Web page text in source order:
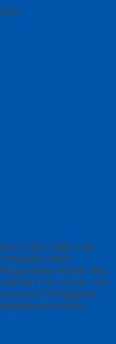
2282-1060 Jual
Paket
paling murah dan
TK, PAUD , SD
level Pengajaran
berikut :